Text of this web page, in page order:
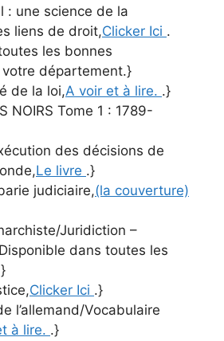
: une science de la
liens de droit,Clicker Ici .
les bonnes
département.}
de la loi,A voir et à lire. .}
NOIRS Tome 1 : 1789-
des décisions de
Le livre .}
judiciaire,(la couverture)
Juridiction –
dans toutes les
Clicker Ici .}
l’allemand/Vocabulaire
à lire. .}